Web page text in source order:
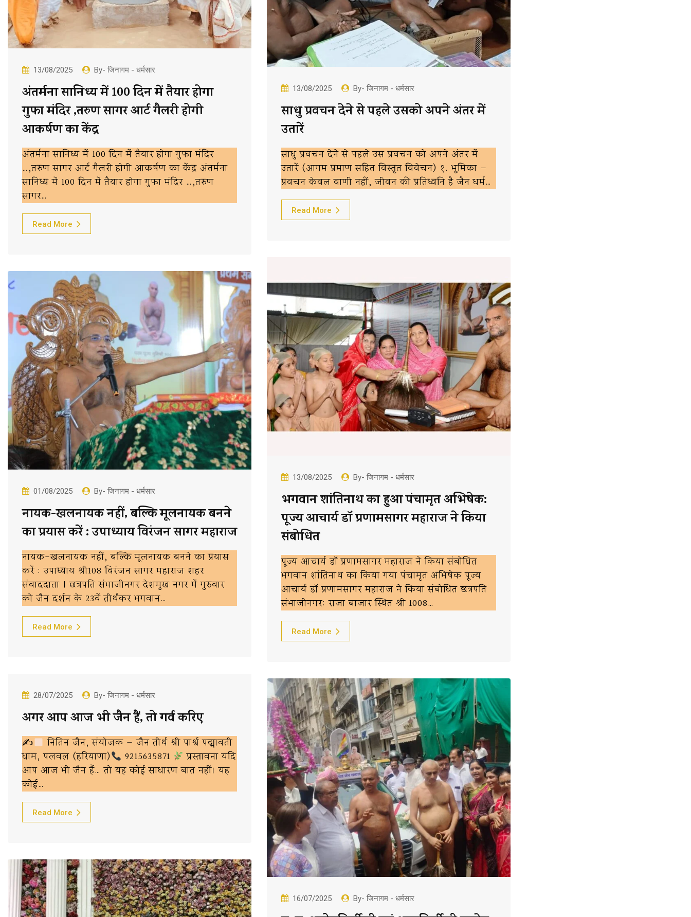
13/08/2025 By- जिनागम - धर्मसार
अंतर्मना सानिध्य में 100 दिन में तैयार होगा
गुफा मंदिर ,तरुण सागर आर्ट गैलरी होगी
आकर्षण का केंद्र
अंतर्मना सानिध्य में 100 दिन में तैयार होगा गुफा मंदिर
…,तरुण सागर आर्ट गैलरी होगी आकर्षण का केंद्र अंतर्मना
सानिध्य में 100 दिन में तैयार होगा गुफा मंदिर …,तरुण
सागर…
Read More
13/08/2025 By- जिनागम - धर्मसार
साधु प्रवचन देने से पहले उसको अपने अंतर में
उतारें
साधु प्रवचन देने से पहले उस प्रवचन को अपने अंतर में
उतारें (आगम प्रमाण सहित विस्तृत विवेचन) १. भूमिका —
प्रवचन केवल वाणी नहीं, जीवन की प्रतिध्वनि है जैन धर्म…
Read More
13/08/2025 By- जिनागम - धर्मसार
भगवान शांतिनाथ का हुआ पंचामृत अभिषेक:
पूज्य आचार्य डॉ प्रणामसागर महाराज ने किया
संबोधित
पूज्य आचार्य डॉ प्रणामसागर महाराज ने किया संबोधित
भगवान शांतिनाथ का किया गया पंचामृत अभिषेक पूज्य
आचार्य डॉ प्रणामसागर महाराज ने किया संबोधित छत्रपति
संभाजीनगर: राजा बाजार स्थित श्री 1008…
Read More
01/08/2025 By- जिनागम - धर्मसार
नायक-खलनायक नहीं, बल्कि मूलनायक बनने
का प्रयास करें : उपाध्याय विरंजन सागर महाराज
नायक-खलनायक नहीं, बल्कि मूलनायक बनने का प्रयास
करें : उपाध्याय श्री108 विरंजन सागर महाराज शहर
संवाददाता | छत्रपति संभाजीनगर देशमुख नगर में गुरुवार
को जैन दर्शन के 23वें तीर्थंकर भगवान…
Read More
28/07/2025 By- जिनागम - धर्मसार
अगर आप आज भी जैन हैं, तो गर्व करिए
✍
नितिन जैन, संयोजक — जैन तीर्थ श्री पार्श्व पद्मावती
धाम, पलवल (हरियाणा)
9215635871
प्रस्तावना यदि
आप आज भी जैन हैं… तो यह कोई साधारण बात नहीं। यह
कोई…
Read More
16/07/2025 By- जिनागम - धर्मसार